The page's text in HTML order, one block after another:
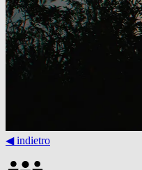
◀︎ indietro